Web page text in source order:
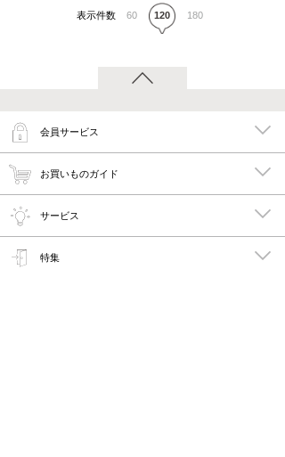
表示件数 60 120 180
会員サービス
お買いものガイド
サービス
特集